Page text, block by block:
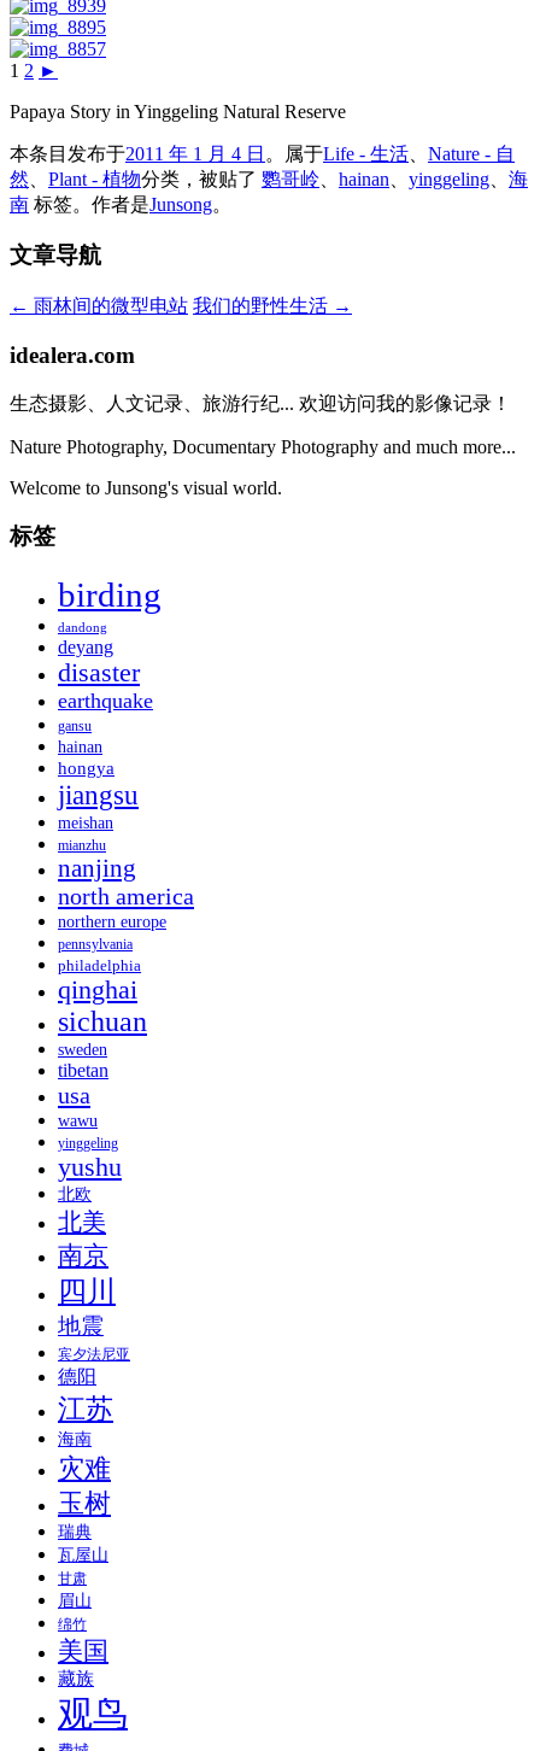
1 2 ►
Papaya Story in Yinggeling Natural Reserve
本条目发布于2011 年 1 月 4 日 。属于Life - 生活
Nature - 自
然
Plant - 植物分类，被贴了 鹦哥岭 hainan yinggeling
海
南 标签。 作者是Junsong。
文章导航
← 雨林间的微型电站 我们的野性生活 →
idealera.com
生态摄影、人文记录、旅游行纪... 欢迎访问我的影像记录！
Nature Photography, Documentary Photography and much more...
Welcome to Junsong's visual world.
标签
birding
dandong
deyang
disaster
earthquake
gansu
hainan
hongya
jiangsu
meishan
mianzhu
nanjing
north america
northern europe
pennsylvania
philadelphia
qinghai
sichuan
sweden
tibetan
usa
wawu
yinggeling
yushu
北欧
北美
南京
四川
地震
宾夕法尼亚
德阳
江苏
海南
灾难
玉树
瑞典
瓦屋山
甘肃
眉山
绵竹
美国
藏族
观鸟